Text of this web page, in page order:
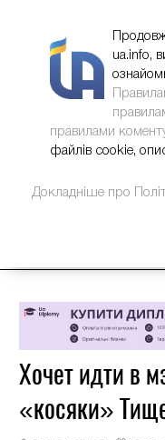
Хочет идти в
«косяки»
ua.info,
правилами
файлів cookie,
Докладніше про